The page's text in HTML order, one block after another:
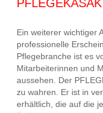
Ein weiterer wichtiger
professionelle
Pflegebranche ist es
Mitarbeiterinnen und
aussehen. Der
zu wahren. Er ist in
erhältlich, die auf die